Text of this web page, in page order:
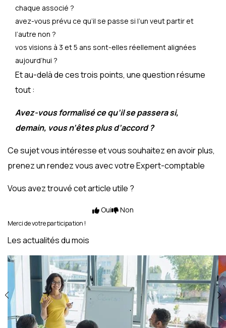
chaque associé ?
avez-vous prévu ce qu’il se passe si l’un veut partir et
l’autre non ?
vos visions à 3 et 5 ans sont-elles réellement alignées
aujourd’hui ?
Et au-delà de ces trois points, une question résume
tout :
Avez-vous formalisé ce qu’il se passera si,
demain, vous n’êtes plus d’accord ?
Ce sujet vous intéresse et vous souhaitez en avoir plus,
prenez un rendez vous avec votre Expert-comptable
Vous avez trouvé cet article utile ?
Oui Non
Merci de votre participation !
Les actualités du mois